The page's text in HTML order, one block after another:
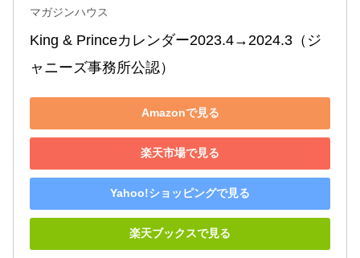
マガジンハウス
King & Princeカレンダー2023.4→2024.3（ジ
ャニーズ事務所公認）
Amazonで見る
楽天市場で見る
Yahoo!ショッピングで見る
楽天ブックスで見る